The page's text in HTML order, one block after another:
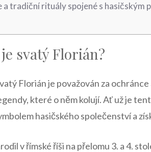
tradiční rituály spojené s hasičským
svatý Florián?
Florián je považován​ za
které o ​něm kolují. Ať už je
hasičského společenství a
v⁣ římské říši na přelomu 3. a 4.